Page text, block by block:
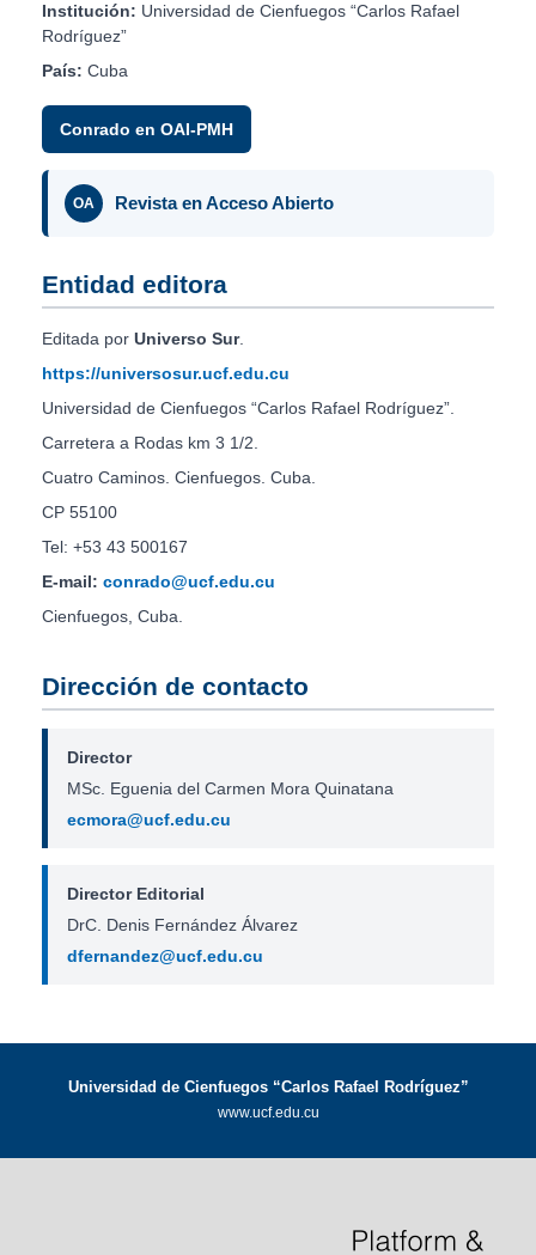
Institución: Universidad de Cienfuegos “Carlos Rafael
Rodríguez”
País: Cuba
Conrado en OAI-PMH
OA Revista en Acceso Abierto
Entidad editora
Editada por Universo Sur.
https://universosur.ucf.edu.cu
Universidad de Cienfuegos “Carlos Rafael Rodríguez”.
Carretera a Rodas km 3 1/2.
Cuatro Caminos. Cienfuegos. Cuba.
CP 55100
Tel: +53 43 500167
E-mail: conrado@ucf.edu.cu
Cienfuegos, Cuba.
Dirección de contacto
Director
MSc. Eguenia del Carmen Mora Quinatana
ecmora@ucf.edu.cu
Director Editorial
DrC. Denis Fernández Álvarez
dfernandez@ucf.edu.cu
Universidad de Cienfuegos “Carlos Rafael Rodríguez”
www.ucf.edu.cu